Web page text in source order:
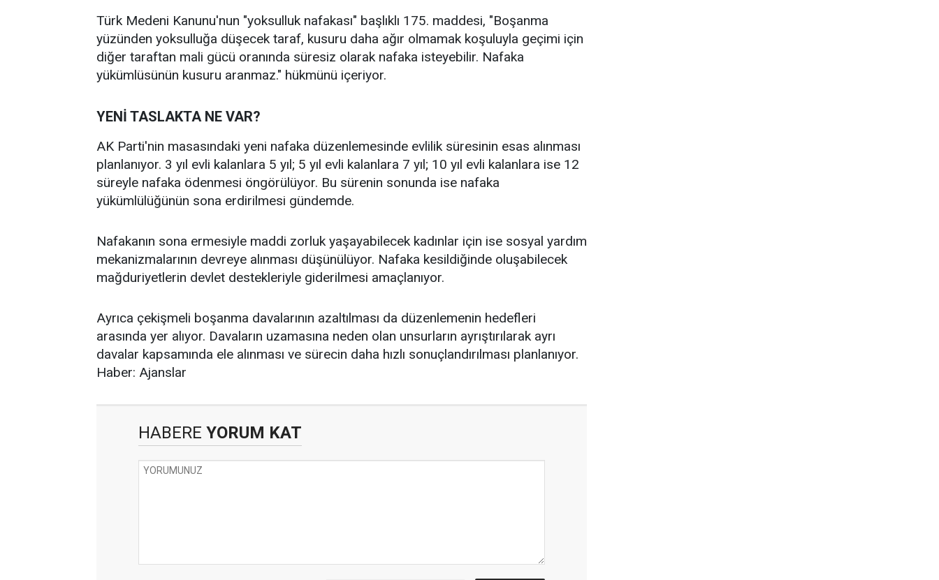
Türk Medeni Kanunu'nun "yoksulluk nafakası" başlıklı 175. maddesi, "Boşanma
yüzünden yoksulluğa düşecek taraf, kusuru daha ağır olmamak koşuluyla geçimi için
diğer taraftan mali gücü oranında süresiz olarak nafaka isteyebilir. Nafaka
yükümlüsünün kusuru aranmaz." hükmünü içeriyor.
YENİ TASLAKTA NE VAR?
AK Parti'nin masasındaki yeni nafaka düzenlemesinde evlilik süresinin esas alınması
planlanıyor. 3 yıl evli kalanlara 5 yıl; 5 yıl evli kalanlara 7 yıl; 10 yıl evli kalanlara ise 12
süreyle nafaka ödenmesi öngörülüyor. Bu sürenin sonunda ise nafaka
yükümlülüğünün sona erdirilmesi gündemde.
Nafakanın sona ermesiyle maddi zorluk yaşayabilecek kadınlar için ise sosyal yardım
mekanizmalarının devreye alınması düşünülüyor. Nafaka kesildiğinde oluşabilecek
mağduriyetlerin devlet destekleriyle giderilmesi amaçlanıyor.
Ayrıca çekişmeli boşanma davalarının azaltılması da düzenlemenin hedefleri
arasında yer alıyor. Davaların uzamasına neden olan unsurların ayrıştırılarak ayrı
davalar kapsamında ele alınması ve sürecin daha hızlı sonuçlandırılması planlanıyor.
Haber: Ajanslar
HABERE YORUM KAT